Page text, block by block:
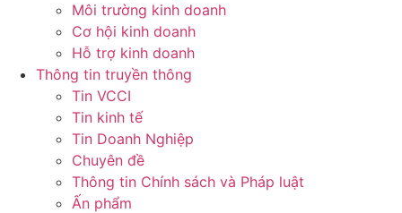
Môi trường kinh doanh
Cơ hội kinh doanh
Hỗ trợ kinh doanh
Thông tin truyền thông
Tin VCCI
Tin kinh tế
Tin Doanh Nghiệp
Chuyên đề
Thông tin Chính sách và Pháp luật
Ấn phẩm